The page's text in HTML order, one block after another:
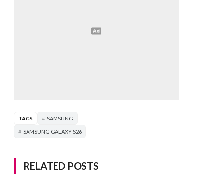
TAGS SAMSUNG
SAMSUNG GALAXY S26
RELATED POSTS